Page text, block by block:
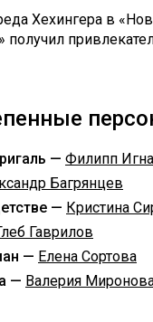
Хехингера в
получил
— Филипп
Багрянцев
— Кристина
Гаврилов
— Елена Сортова
— Валерия